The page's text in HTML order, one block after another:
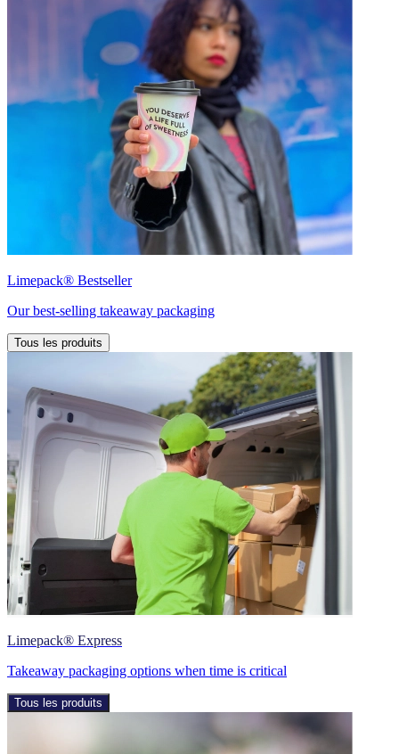
Limepack® Bestseller
Our best-selling takeaway packaging
Tous les produits
Limepack® Express
Takeaway packaging options when time is critical
Tous les produits